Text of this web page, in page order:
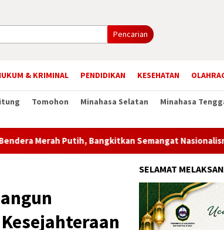
Pencarian
& KRIMINAL PENDIDIKAN KESEHATAN
Tomohon Minahasa Selatan Minahasa
Bangkitkan Semangat Nasionalisme
SELAMAT